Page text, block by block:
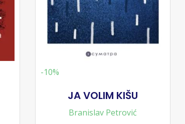
-10%
JA VOLIM KIŠU
Branislav Petrović